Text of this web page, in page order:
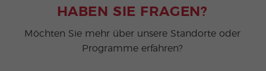
HABEN SIE FRAGEN?
Möchten Sie mehr über unsere Standorte oder
Programme erfahren?